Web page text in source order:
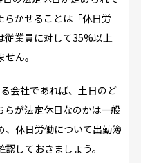
らかせることは「休日労
従業員に対して35%以上
ん。
会社であれば、土日のど
らが法定休日なのかは一般
、休日労働について出勤簿
しておきましょう。